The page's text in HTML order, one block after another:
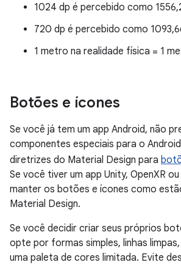
1024 dp é percebido como
720 dp é percebido como
1 metro na realidade física = 1
Botões e ícones
Se você já tem um app Android, não
componentes especiais para o Android
diretrizes do Material Design para
Se você tiver um app Unity, OpenXR
manter os botões e ícones como
Material Design.
Se você decidir criar seus próprios
opte por formas simples, linhas
uma paleta de cores limitada. Evite